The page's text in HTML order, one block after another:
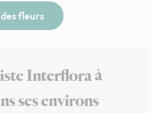
fleurs
Interflora à
ses environs